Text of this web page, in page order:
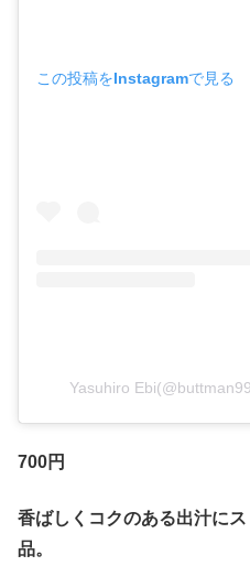
この投稿をInstagramで見る
Yasuhiro
700円
香ばしくコクのある出汁に
品。